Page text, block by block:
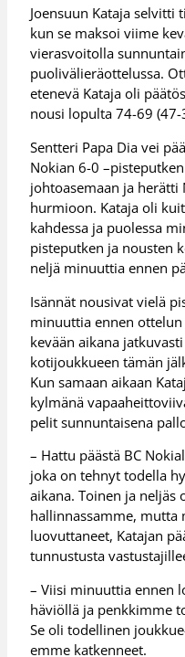
Joensuun Kataja selvitti
kun se maksoi viime
vierasvoitolla
puolivälieräottelussa.
etenevä Kataja oli
nousi lopulta 74-69
Sentteri Papa Dia vei
Nokian 6-0
johtoasemaan ja
hurmioon. Kataja oli
kahdessa ja puolessa
pisteputken ja nousten
neljä minuuttia ennen
Isännät nousivat vielä
minuuttia ennen
kevään aikana
kotijoukkueen tämän
Kun samaan aikaan
kylmänä
pelit sunnuntaisena
– Hattu päästä BC
joka on tehnyt todella
aikana. Toinen ja neljäs
hallinnassamme, mutta
luovuttaneet, Katajan
tunnustusta
– Viisi minuuttia ennen
häviöllä ja penkkimme
Se oli todellinen
emme katkenneet.